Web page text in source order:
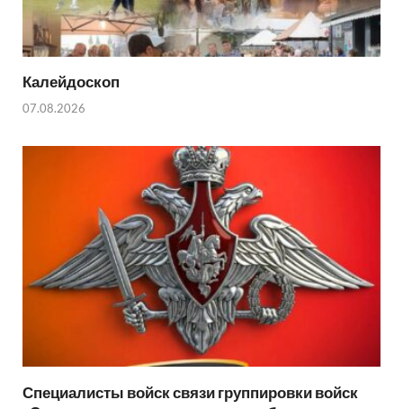
Калейдоскоп
07.08.2026
Специалисты войск связи группировки войск